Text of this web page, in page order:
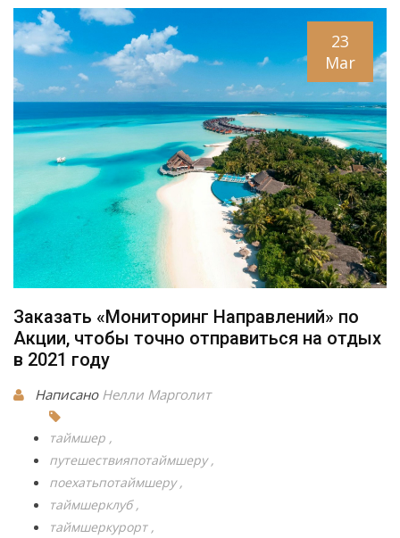
23
Mar
Заказать «Мониторинг Направлений» по
Акции, чтобы точно отправиться на отдых
в 2021 году
Написано Нелли Марголит
таймшер
путешествияпотаймшеру
поехатьпотаймшеру
таймшерклуб
таймшеркурорт